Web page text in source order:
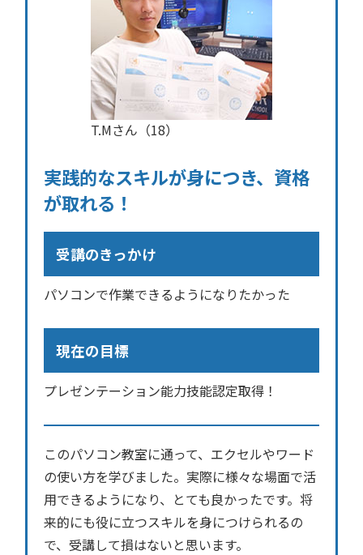
T.Mさん（18）
実践的なスキルが身につき、資格
が取れる！
受講のきっかけ
パソコンで作業できるようになりたかった
現在の目標
プレゼンテーション能力技能認定取得！
このパソコン教室に通って、エクセルやワード
の使い方を学びました。実際に様々な場面で活
用できるようになり、とても良かったです。将
来的にも役に立つスキルを身につけられるの
で、受講して損はないと思います。